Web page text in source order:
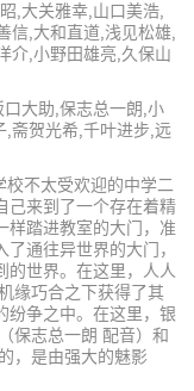
,大关雅幸,山口美浩,
信,大和直道,浅见松雄,
介,小野田雄亮,久保山
大助,保志总一朗,小
斋贺光希,千叶进步,远
校不太受欢迎的中学二
己来到了一个存在着精
样踏进教室的大门，准
通往异世界的大门，
的世界。在这里，人人
缘巧合之下获得了其
纷争之中。在这里，银
保志总一朗 配音）和
，是由强大的魅影